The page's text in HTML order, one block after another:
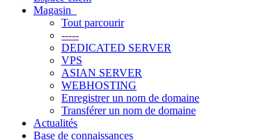
Magasin
Tout parcourir
-----
DEDICATED SERVER
VPS
ASIAN SERVER
WEBHOSTING
Enregistrer un nom de domaine
Transférer un nom de domaine
Actualités
Base de connaissances